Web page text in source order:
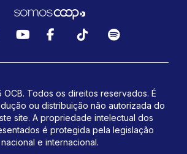
Todos os direitos reservados. É
ou distribuição não autorizada do
site. A propriedade intelectual dos
é protegida pela legislação
nacional e internacional.